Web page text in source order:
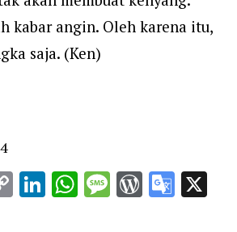
kabar angin. Oleh karena itu,
saja. (Ken)
CopyLinkedIn
WhatsApp
Message